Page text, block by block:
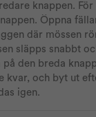
knappen.
Öppna
där mössen
släpps snabbt
den breda
kvar, och byt ut
igen.